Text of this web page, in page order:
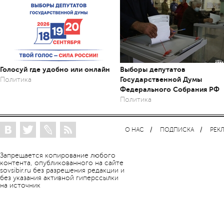
Голосуй где удобно или онлайн
Политика
Выборы депутатов
Государственной Думы
Федерального Собрания РФ
Политика
Запрещается копирование любого
контента, опубликованного на сайте
sovsibir.ru без разрешения редакции и
без указания активной гиперссылки
на источник
О НАС ПОДПИСКА